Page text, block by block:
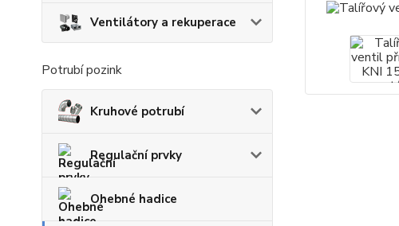
Ventilátory a rekuperace
Potrubí pozink
Kruhové potrubí
Regulační prvky
Ohebné hadice